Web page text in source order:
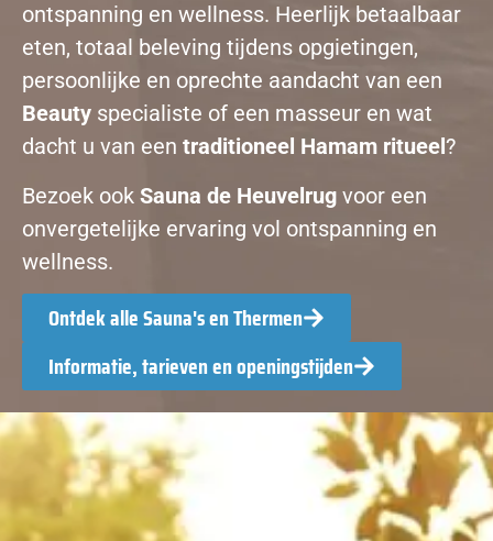
ontspanning en wellness. Heerlijk betaalbaar
eten, totaal beleving tijdens opgietingen,
persoonlijke en oprechte aandacht van een
Beauty specialiste of een masseur en wat
dacht u van een traditioneel Hamam ritueel?
Bezoek ook Sauna de Heuvelrug voor een
onvergetelijke ervaring vol ontspanning en
wellness.
Ontdek alle Sauna's en Thermen
Informatie, tarieven en openingstijden